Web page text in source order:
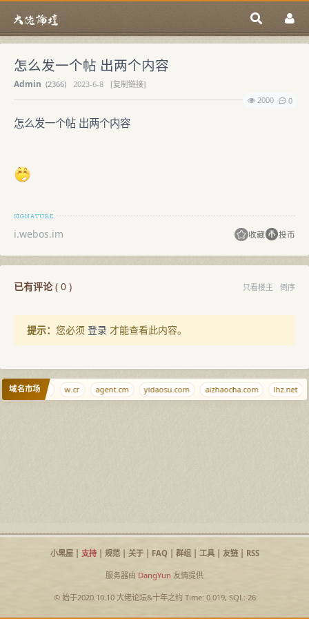
怎么发一个帖 出两个内容
Аdmin (2366) 2023-6-8
[复制链接]
2000
0
怎么发一个帖 出两个内容
i.webos.im 收藏 投币
已有评论( 0 ) 只看楼主 倒序
提示： 您必须 登录 才能查看此内容。
域名市场
363.org w.cr agent.cm yidaosu.com aizhaocha.com lhz.net
小黑屋| 支持| 规范| 关于| FAQ| 群组| 工具| 友链| RSS
服务器由 DangYun 友情提供
© 始于2020.10.10 大佬论坛&十年之约Time: 0.019, SQL: 26